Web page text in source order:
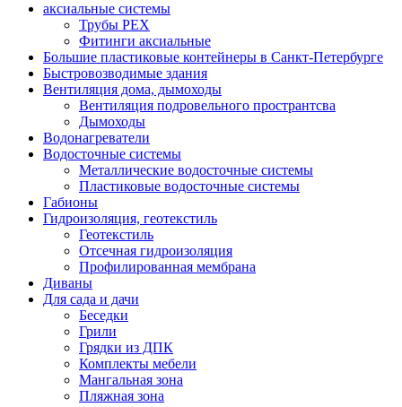
аксиальные системы
Трубы PEX
Фитинги аксиальные
Большие пластиковые контейнеры в Санкт-Петербурге
Быстровозводимые здания
Вентиляция дома, дымоходы
Вентиляция подровельного пространтсва
Дымоходы
Водонагреватели
Водосточные системы
Металлические водосточные системы
Пластиковые водосточные системы
Габионы
Гидроизоляция, геотекстиль
Геотекстиль
Отсечная гидроизоляция
Профилированная мембрана
Диваны
Для сада и дачи
Беседки
Грили
Грядки из ДПК
Комплекты мебели
Мангальная зона
Пляжная зона